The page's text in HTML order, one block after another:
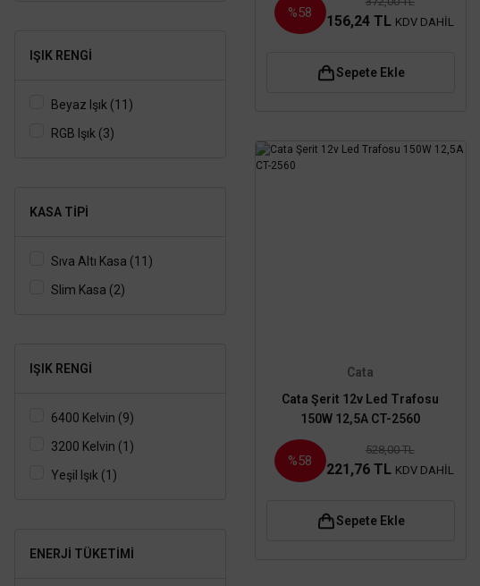
35 Watt (2)
40 Watt (1)
48 Watt (1)
IŞIK RENGI
Beyaz Işık (11)
RGB Işık (3)
KASA TIPI
Sıva Altı Kasa (11)
Slim Kasa (2)
IŞIK RENGI
6400 Kelvin (9)
3200 Kelvin (1)
Yeşil Işık (1)
ENERJI TÜKETIMI
%58 156,24 TL KDV DAHİL
Sepete Ekle
Cata
Cata Şerit 12v Led Trafosu
150W 12,5A CT-2560
%58
528,00 TL
221,76 TL KDV DAHİL
Sepete Ekle